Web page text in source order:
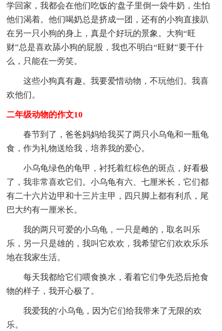
学回家，我都会在他们吃饭的'盘子里倒一袋牛奶，生怕
他们渴着。他们喝奶总是挤成一团，还有的小狗直接趴
在另一只小狗的身上，真是个好玩的景象。大狗“旺
财”总是喜欢舔小狗的屁股，我也不明白“旺财”要干什
么，只能在一旁笑。
这些小狗真有趣。我要爱惜动物，不玩他们。我喜
欢他们。
二年级动物的作文10
春节到了，爸爸妈妈给我买了两只小乌龟和一瓶龟
食，作为礼物送给我，培养我的爱心。
小乌龟绿色的龟甲，衬托着红棕色的斑点，好看极
了，我非常喜欢它们。小乌龟有六、七厘米长，它们都
有二十六片边甲和十三片主甲，四只脚上都有利爪，尾
巴大约有一厘米长。
我的两只可爱的小乌龟，一只是雌的，取名叫乐
乐，另一只是雄的，我叫它欢欢，我希望它们欢欢乐乐
地在我家生活。
每天我都给它们喂食换水，看着它们争先恐后抢食
物的样子，我开心极了。
我爱我的'小乌龟，因为它们给我带来了无限的欢
乐。